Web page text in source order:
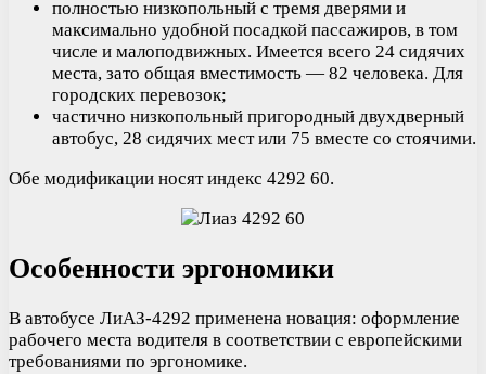
полностью низкопольный с тремя дверями и
максимально удобной посадкой пассажиров, в том
числе и малоподвижных. Имеется всего 24 сидячих
места, зато общая вместимость — 82 человека. Для
городских перевозок;
частично низкопольный пригородный двухдверный
автобус, 28 сидячих мест или 75 вместе со стоячими.
Обе модификации носят индекс 4292 60.
Особенности эргономики
В автобусе ЛиАЗ-4292 применена новация: оформление
рабочего места водителя в соответствии с европейскими
требованиями по эргономике.